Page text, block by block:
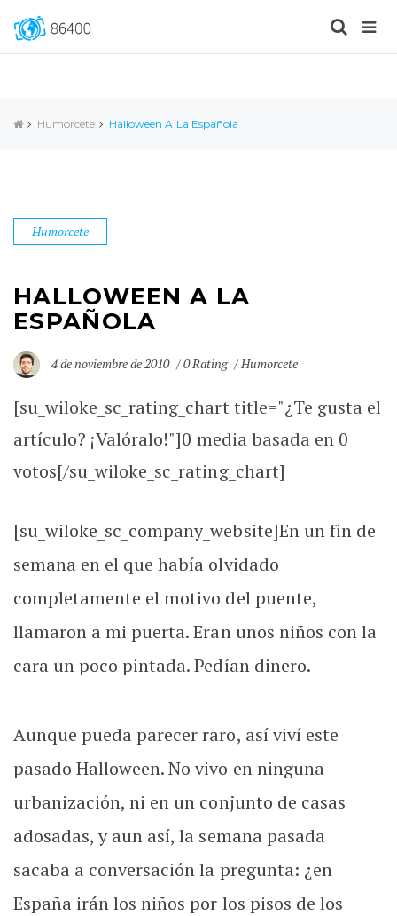
Humorcete Halloween A La Española
Humorcete
HALLOWEEN A LA
ESPAÑOLA
4 de noviembre de 2010 0 Rating Humorcete
[su_wiloke_sc_rating_chart title="¿Te gusta el
artículo? ¡Valóralo!"]0 media basada en 0
votos[/su_wiloke_sc_rating_chart]
[su_wiloke_sc_company_website]En un fin de
semana en el que había olvidado
completamente el motivo del puente,
llamaron a mi puerta. Eran unos niños con la
cara un poco pintada. Pedían dinero.
Aunque pueda parecer raro, así viví este
pasado Halloween. No vivo en ninguna
urbanización, ni en un conjunto de casas
adosadas, y aun así, la semana pasada
sacaba a conversación la pregunta: ¿en
España irán los niños por los pisos de los